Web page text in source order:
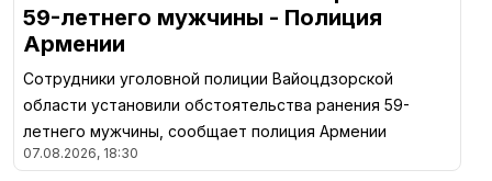
59-летнего мужчины - Полиция
Армении
Сотрудники уголовной полиции Вайоцдзорской
области установили обстоятельства ранения 59-
летнего мужчины, сообщает полиция Армении
07.08.2026, 18:30